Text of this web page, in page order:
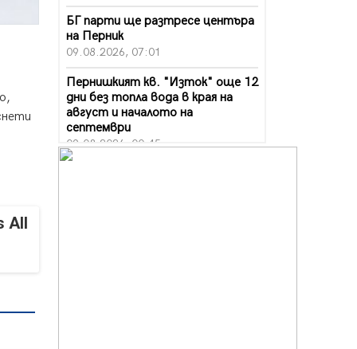
All
БГ парти ще разтресе центъра
на Перник
09.08.2026, 07:01
Пернишкият кв. "Изток" още 12
дни без топла вода в края на
август и началото на
септември
09.08.2026, 00:45